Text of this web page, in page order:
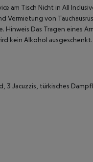
am Tisch Nicht in All
Vermietung von
Hinweis Das Tragen eines
kein Alkohol ausgeschenkt.
Jacuzzis, türkisches